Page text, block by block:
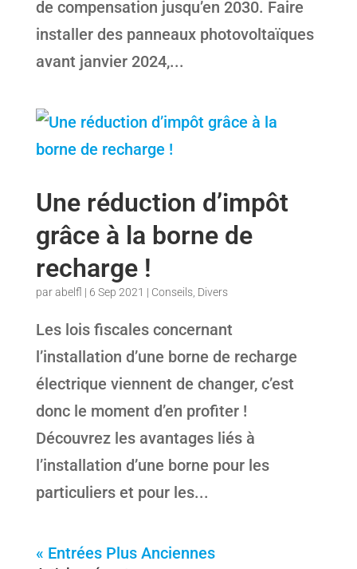
de compensation jusqu’en 2030. Faire
installer des panneaux photovoltaïques
avant janvier 2024,...
Une réduction d’impôt
grâce à la borne de
recharge !
parabelfl | 6 Sep 2021 | Conseils, Divers
Les lois fiscales concernant
l’installation d’une borne de recharge
électrique viennent de changer, c’est
donc le moment d’en profiter !
Découvrez les avantages liés à
l’installation d’une borne pour les
particuliers et pour les...
« Entrées Plus Anciennes